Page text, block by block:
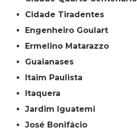
Cidade Tiradentes
Engenheiro Goulart
Ermelino Matarazzo
Guaianases
Itaim Paulista
Itaquera
Jardim Iguatemi
José Bonifácio